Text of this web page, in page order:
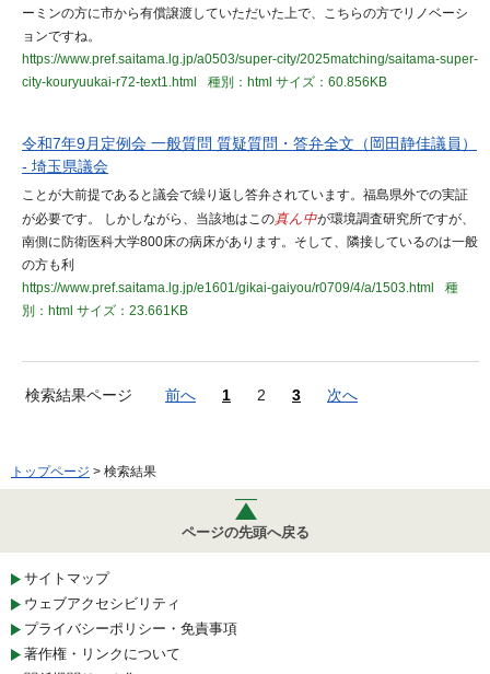
ーミンの方に市から有償譲渡していただいた上で、こちらの方でリノベーシ
ョンですね。
https://www.pref.saitama.lg.jp/a0503/super-city/2025matching/saitama-super-
city-kouryuukai-r72-text1.html
種別：html サイズ：60.856KB
令和7年9月定例会 一般質問 質疑質問・答弁全文（岡田静佳議員）
- 埼玉県議会
ことが大前提であると議会で繰り返し答弁されています。福島県外での実証
が必要です。 しかしながら、当該地はこの真ん中が環境調査研究所ですが、
南側に防衛医科大学800床の病床があります。そして、隣接しているのは一般
の方も利
https://www.pref.saitama.lg.jp/e1601/gikai-gaiyou/r0709/4/a/1503.html
種
別：html サイズ：23.661KB
検索結果ページ 前へ 1 2 3 次へ
トップページ > 検索結果
ページの先頭へ戻る
サイトマップ
ウェブアクセシビリティ
プライバシーポリシー・免責事項
著作権・リンクについて